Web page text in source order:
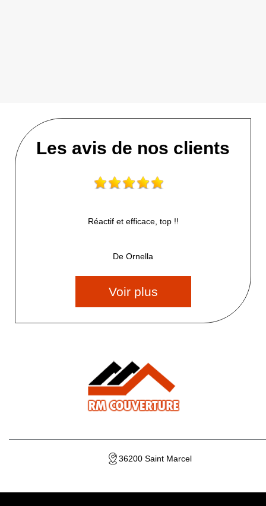
Les avis de nos clients
Réactif et efficace, top !!
De Ornella
Voir plus
36200 Saint Marcel